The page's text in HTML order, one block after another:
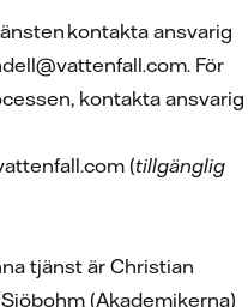
kontakta ansvarig
För
kontakta ansvarig
(tillgänglig
tjänst är Christian
(Akademikerna)